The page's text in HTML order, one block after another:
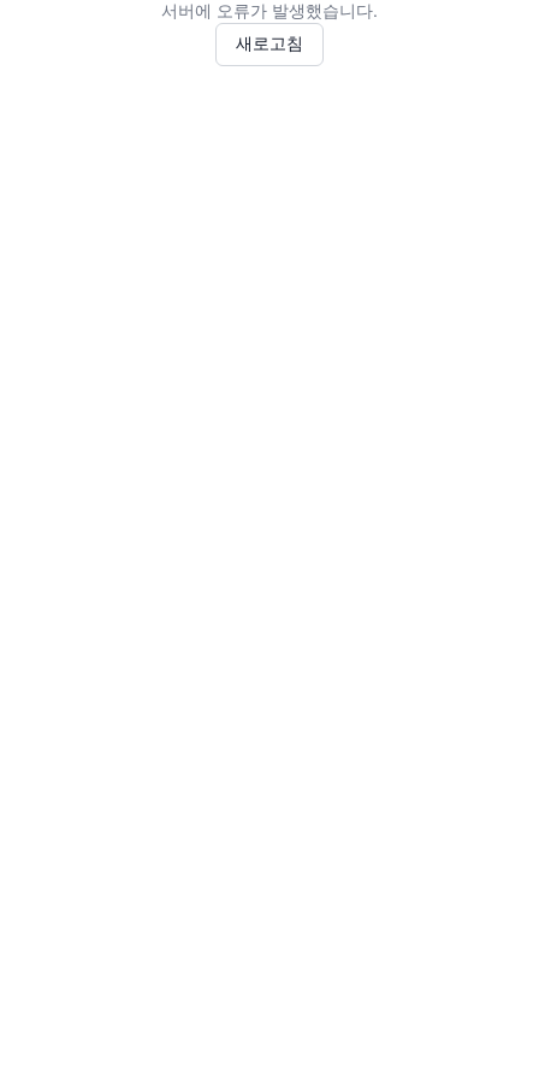
서버에 오류가 발생했습니다.
새로고침